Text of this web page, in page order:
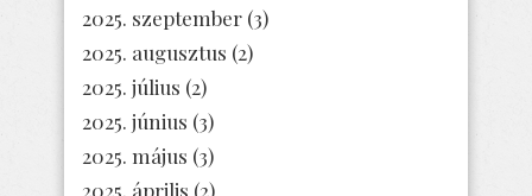
2025. szeptember (3)
2025. augusztus (2)
2025. július (2)
2025. június (3)
2025. május (3)
2025. április (2)